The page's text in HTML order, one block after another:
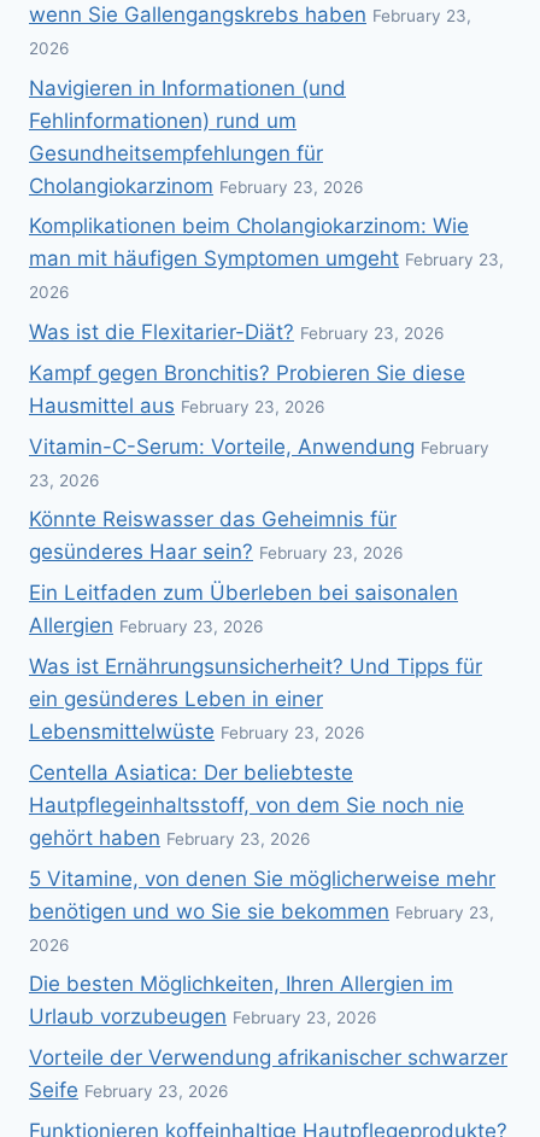
wenn Sie Gallengangskrebs haben February 23,
2026
Navigieren in Informationen (und
Fehlinformationen) rund um
Gesundheitsempfehlungen für
Cholangiokarzinom February 23, 2026
Komplikationen beim Cholangiokarzinom: Wie
man mit häufigen Symptomen umgeht February 23,
2026
Was ist die Flexitarier-Diät? February 23, 2026
Kampf gegen Bronchitis? Probieren Sie diese
Hausmittel aus February 23, 2026
Vitamin-C-Serum: Vorteile, Anwendung February
23, 2026
Könnte Reiswasser das Geheimnis für
gesünderes Haar sein? February 23, 2026
Ein Leitfaden zum Überleben bei saisonalen
Allergien February 23, 2026
Was ist Ernährungsunsicherheit? Und Tipps für
ein gesünderes Leben in einer
Lebensmittelwüste February 23, 2026
Centella Asiatica: Der beliebteste
Hautpflegeinhaltsstoff, von dem Sie noch nie
gehört haben February 23, 2026
5 Vitamine, von denen Sie möglicherweise mehr
benötigen und wo Sie sie bekommen February 23,
2026
Die besten Möglichkeiten, Ihren Allergien im
Urlaub vorzubeugen February 23, 2026
Vorteile der Verwendung afrikanischer schwarzer
Seife February 23, 2026
Funktionieren koffeinhaltige Hautpflegeprodukte?